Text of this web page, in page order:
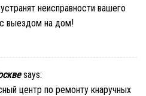
неисправности вашего
с выездом на дом!
says:
центр по ремонту кнаручных